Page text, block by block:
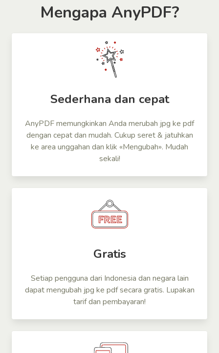
Mengapa AnyPDF?
Sederhana dan cepat
AnyPDF memungkinkan Anda merubah jpg ke pdf
dengan cepat dan mudah. Cukup seret & jatuhkan
ke area unggahan dan klik «Mengubah». Mudah
sekali!
Gratis
Setiap pengguna dari Indonesia dan negara lain
dapat mengubah jpg ke pdf secara gratis. Lupakan
tarif dan pembayaran!